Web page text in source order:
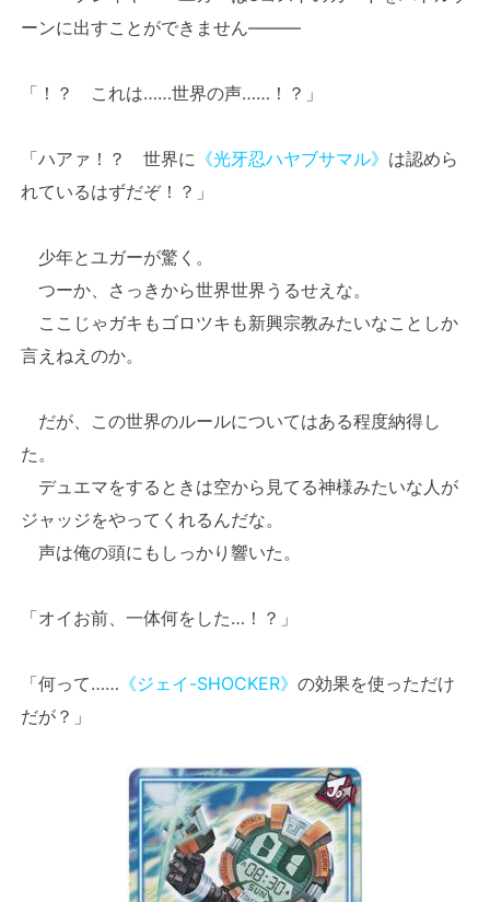
ーンに出すことができません―――
「！？ これは……世界の声……！？」
「ハアァ！？ 世界に 《光牙忍ハヤブサマル》 は認めら
れているはずだぞ！？」
少年とユガーが驚く。
つーか、さっきから世界世界うるせえな。
ここじゃガキもゴロツキも新興宗教みたいなことしか
言えねえのか。
だが、この世界のルールについてはある程度納得し
た。
デュエマをするときは空から見てる神様みたいな人が
ジャッジをやってくれるんだな。
声は俺の頭にもしっかり響いた。
「オイお前、一体何をした…！？」
「何って…… 《ジェイ-SHOCKER》 の効果を使っただけ
だが？」